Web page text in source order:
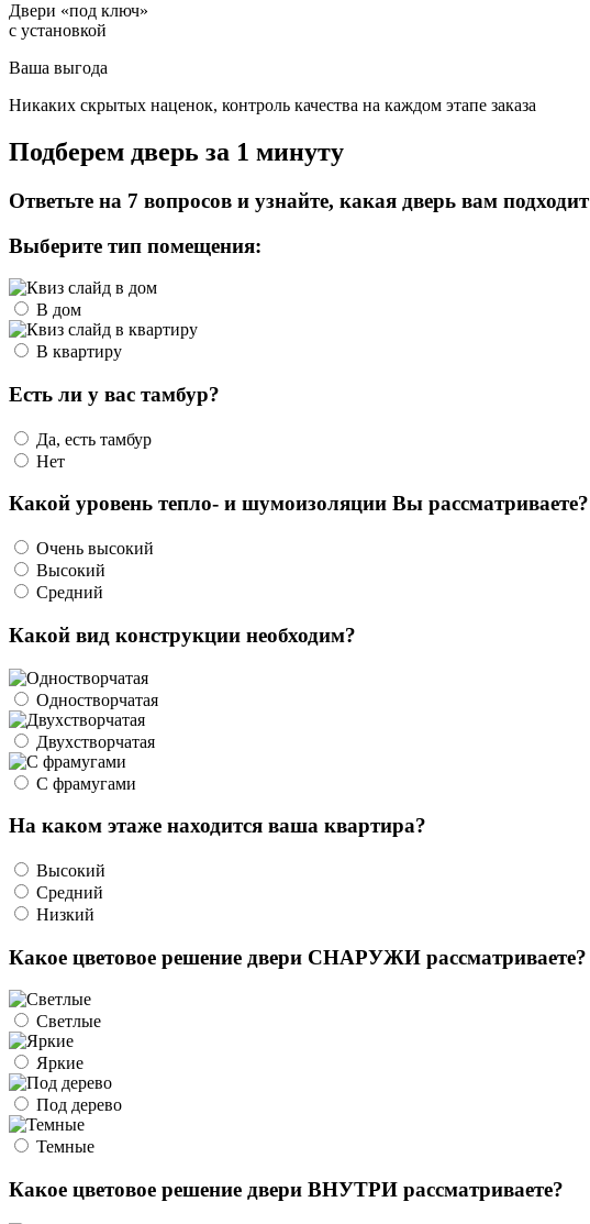
Двери «под ключ»
с установкой
Ваша выгода
Никаких скрытых наценок, контроль качества на каждом этапе заказа
Подберем дверь за 1 минуту
Ответьте на 7 вопросов и узнайте, какая дверь вам подходит
Выберите тип помещения:
В дом
В квартиру
Есть ли у вас тамбур?
Да, есть тамбур
Нет
Какой уровень тепло- и шумоизоляции Вы рассматриваете?
Очень высокий
Высокий
Средний
Какой вид конструкции необходим?
Одностворчатая
Двухстворчатая
С фрамугами
На каком этаже находится ваша квартира?
Высокий
Средний
Низкий
Какое цветовое решение двери СНАРУЖИ рассматриваете?
Светлые
Яркие
Под дерево
Темные
Какое цветовое решение двери ВНУТРИ рассматриваете?